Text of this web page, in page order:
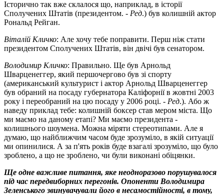
Історично так вже склалося що, наприклад, в історії
Сполучених Штатів (президентом. - Ред.) був колишній актор
Рональд Рейган.
Віталій Кличко: Але хочу тебе поправити. Перш ніж стати
президентом Сполучених Штатів, він двічі був сенатором.
Володимир Кличко: Правильно. Ще був Арнольд
Шварценеггер, який першочергово був зі спорту
(американський культурист і актор Арнольд Шварценеггер
був обраний на посаду губернатора Каліфорнії в жовтні 2003
року і переобраний на цю посаду у 2006 році. - Ред.). Або ж
наведу приклад тебе: колишній боксер став мером міста. Що
ми маємо на даному етапі? Ми маємо президента -
колишнього шоумена. Можна міряти стереотипами. Але я
думаю, що найближчим часом буде зрозуміло, в якій ситуації
ми опинилися. А за п'ять років буде взагалі зрозуміло, що було
зроблено, а що не зроблено, чи були виконані обіцянки.
Ще одне важливе питання, яке неодноразово порушувалося
під час передвиборних перегонів. Опоненти Володимира
Зеленського звинувачували його в несамостійності, в тому,